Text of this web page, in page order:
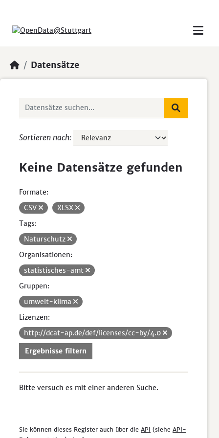
Datensätze
Sortieren nach
Keine Datensätze gefunden
Formate:
CSV
XLSX
Tags:
Naturschutz
Organisationen:
statistisches-amt
Gruppen:
umwelt-klima
Lizenzen:
http://dcat-ap.de/def/licenses/cc-by/4.0
Ergebnisse filtern
Bitte versuch es mit einer anderen Suche.
Sie können dieses Register auch über die API (siehe API-